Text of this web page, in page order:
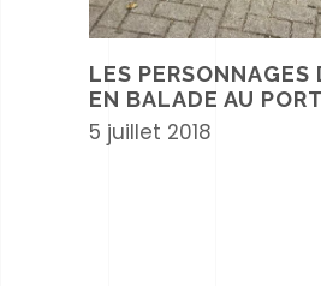
LES PERSONNAGES
EN BALADE AU
5 juillet 2018